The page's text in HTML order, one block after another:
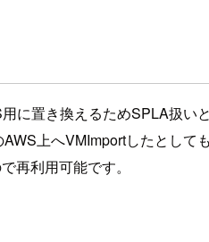
に置き換えるためSPLA扱い
上へVMImportしたとして
再利用可能です。